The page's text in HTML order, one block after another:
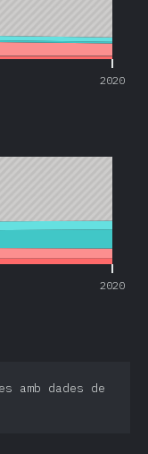
2020
2020
amb dades de